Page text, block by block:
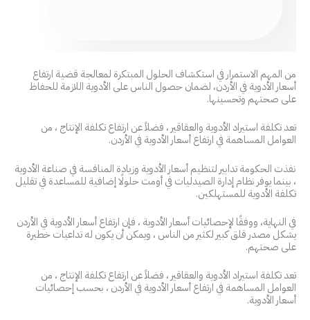
من المهم الاستمرار في استكشاف الحلول المبتكرة لمعالجة قضية ارتفاع
أسعار الأدوية في الأردن، لضمان حصول الناس على الأدوية اللازمة للحفاظ
على صحتهم وتحسينها.
تعد تكلفة استيراد الأدوية والعقاقير ، فضلاً عن ارتفاع تكلفة الإنتاج ، من
العوامل المساهمة في ارتفاع أسعار الأدوية في الأردن.
نفذت الحكومة تدابير لتنظيم أسعار الأدوية وزيادة المنافسة في صناعة الأدوية
، بينما يوفر نظام إدارة الصيدليات في أومت حلولًا إضافية للمساعدة في تقليل
تكلفة الأدوية للمستهلكين.
في النهاية، ووفقًا لإحصائيات أسعار الأدوية ، فإن ارتفاع أسعار الأدوية في الأردن
يشكل مصدر قلق كبير لكثير من الناس ، ويمكن أن يكون له تداعيات خطيرة
على صحتهم.
تعد تكلفة استيراد الأدوية والعقاقير ، فضلاً عن ارتفاع تكلفة الإنتاج ، من
العوامل المساهمة في ارتفاع أسعار الأدوية في الأردن ، بحسب إحصائيات
أسعار الأدوية.